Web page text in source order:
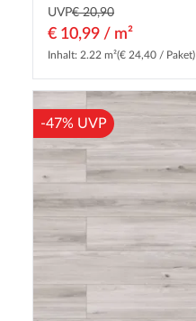
UVP€ 20,90
€ 10,99 / m²
Inhalt: 2.22 m²(€ 24,40 / Paket)
-47% UVP